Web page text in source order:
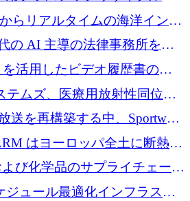
、焼却廃棄物を削減するた
を確保
らリアルタイムの海洋インテ
張するために 1,100 万ドルを
の AI 主導の法律事務所を強
万ユーロを調達
を活用したビデオ履歴書のた
を調達
テムズ、医療用放射性同位元
足に対処するために2,300万ポ
送を再構築する中、Sportway
ロを調達
はヨーロッパ全土に断熱材
1,750 万ユーロを投資
び化学品のサプライチェーン
ために 310 万ユーロを確保
ジュール最適化インフラスト